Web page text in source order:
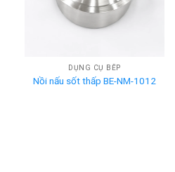
DỤNG CỤ BẾP
Nồi nấu sốt thấp BE-NM-1012